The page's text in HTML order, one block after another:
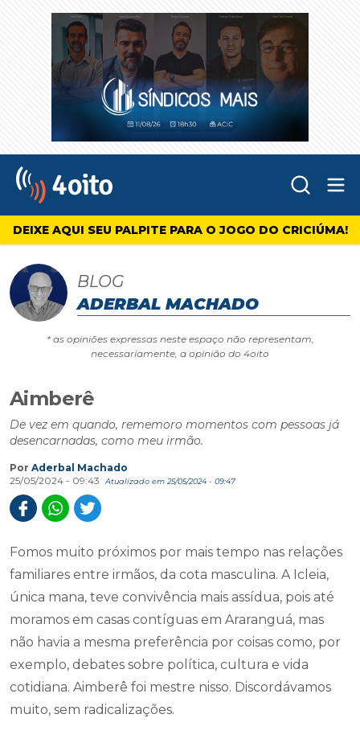
4oito
DEIXE AQUI SEU PALPITE PARA O JOGO DO CRICIÚMA!
BLOG
ADERBAL MACHADO
* as opiniões expressas neste espaço não representam,
necessariamente, a opinião do 4oito
Aimberê
De vez em quando, rememoro momentos com pessoas já
desencarnadas, como meu irmão.
Por Aderbal Machado
25/05/2024 - 09:43
Atualizado em 25/05/2024 - 09:47
Fomos muito próximos por mais tempo nas relações
familiares entre irmãos, da cota masculina. A Icleia,
única mana, teve convivência mais assídua, pois até
moramos em casas contíguas em Araranguá, mas
não havia a mesma preferência por coisas como, por
exemplo, debates sobre política, cultura e vida
cotidiana. Aimberê foi mestre nisso. Discordávamos
muito, sem radicalizações.